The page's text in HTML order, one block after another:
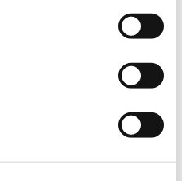
Sie auch